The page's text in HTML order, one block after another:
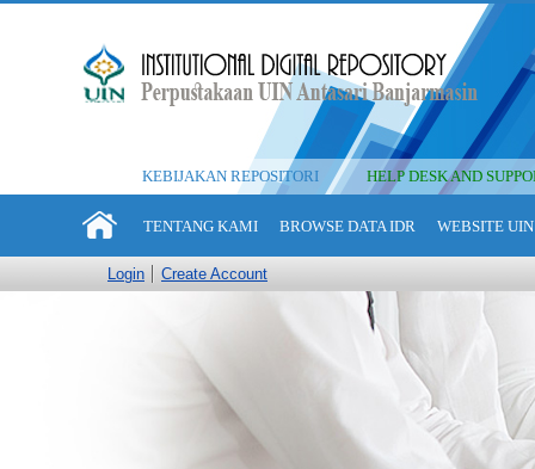
KEBIJAKAN REPOSITORI HELP DESK AND
TENTANG KAMI BROWSE DATA IDR WEBSITE
Login Create Account